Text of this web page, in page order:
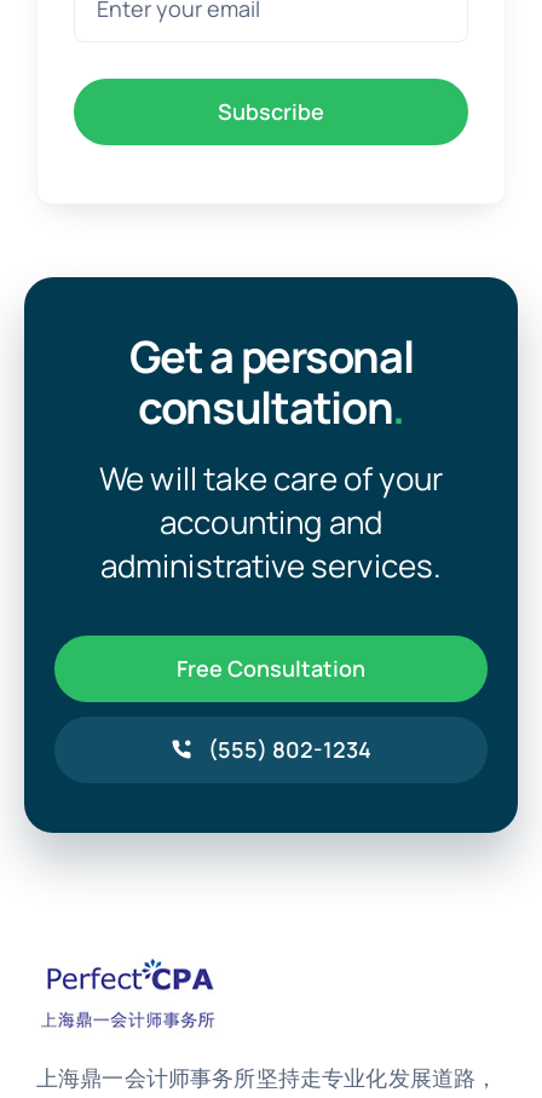
Subscribe
Get a personal
consultation.
We will take care of your
accounting and
administrative services.
Free Consultation
(555) 802-1234
上海鼎一会计师事务所坚持走专业化发展道路，